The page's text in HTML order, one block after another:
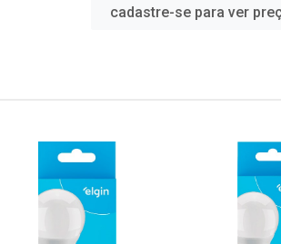
cadastre-se para ver